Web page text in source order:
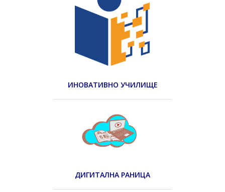
ИНОВАТИВНО УЧИЛИЩЕ
ДИГИТАЛНА РАНИЦА